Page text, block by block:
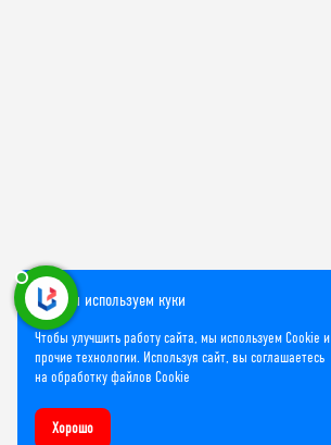
Мы используем куки
Чтобы улучшить работу сайта, мы используем Cookie и
прочие технологии. Используя сайт, вы соглашаетесь
на обработку файлов Cookie
Хорошо